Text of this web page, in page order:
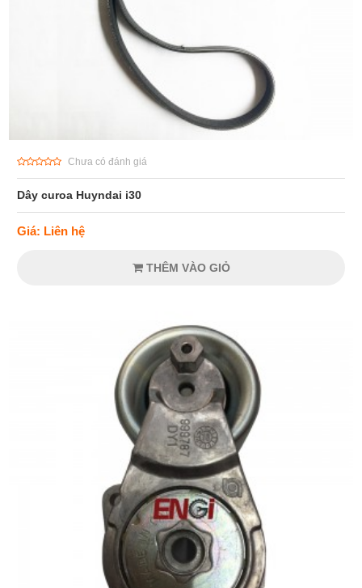
Chưa có đánh giá
Dây curoa Huyndai i30
Giá: Liên hệ
THÊM VÀO GIỎ